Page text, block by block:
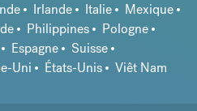
Irlande Italie
Mexique
Philippines
Pologne
Espagne
Suisse
Uni États-Unis Viêt Nam